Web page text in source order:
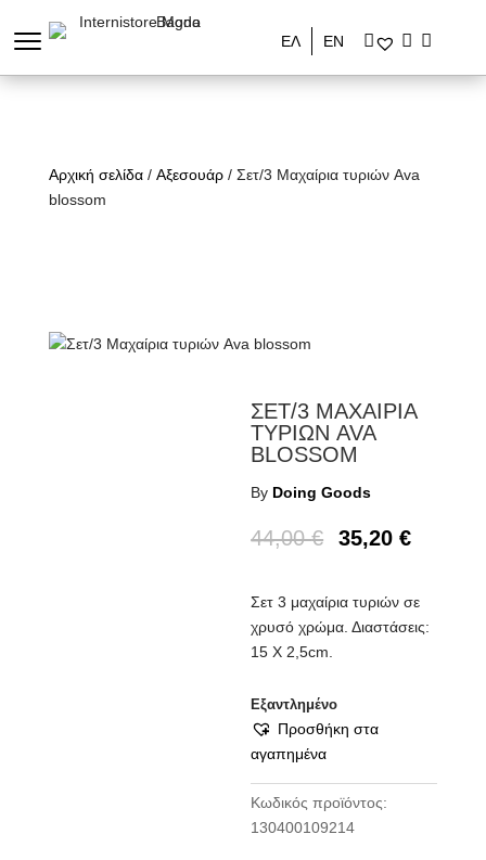
ΕΛ ΕΝ
Αρχική σελίδα/ Αξεσουάρ/ Σετ/3 Μαχαίρια τυριών Ava
blossom
ΣΕΤ/3 ΜΑΧΑΙΡΙΑ
ΤΥΡΙΩΝ AVA
BLOSSOM
By Doing Goods
44,00€ 35,20€
Σετ 3 μαχαίρια τυριών σε
χρυσό χρώμα. Διαστάσεις:
15 Χ 2,5cm.
Εξαντλημένο
Προσθήκη στα
αγαπημένα
Κωδικός προϊόντος:
130400109214